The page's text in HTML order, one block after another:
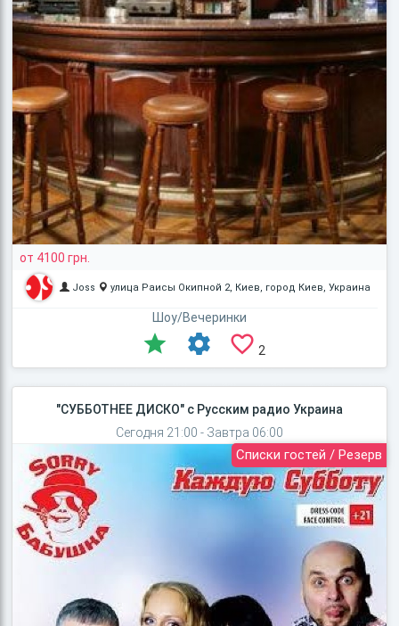
от 4100 грн.
Joss улица Раисы Окипной 2, Киев, город Киев, Украина
Шоу/Вечеринки
2
Списки гостей / Резерв
"СУББОТНЕЕ ДИСКО" с Русским радио Украина
Сегодня 21:00 - Завтра 06:00